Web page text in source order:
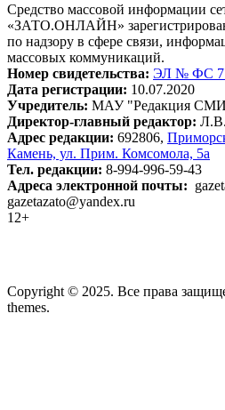
Средство массовой информации
«ЗАТО.ОНЛАЙН»
по надзору в сфере связи,
массовых коммуникаций.
Номер свидетельства: ЭЛ № ФС
Дата регистрации: 10.07.2020
Учредитель: МАУ "Редакция
Директор-главный редактор: Л.В.
Адрес редакции: 692806,
Камень, ул. Прим. Комсомола, 5а
Тел. редакции: 8-994-996-59-43
Адреса электронной почты:
gazetazato@yandex.ru
12+
Copyright © 2025. Все права
themes.